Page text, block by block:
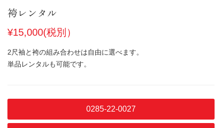
袴レンタル
¥15,000(税別）
2尺袖と袴の組み合わせは自由に選べます。
単品レンタルも可能です。
0285-22-0027